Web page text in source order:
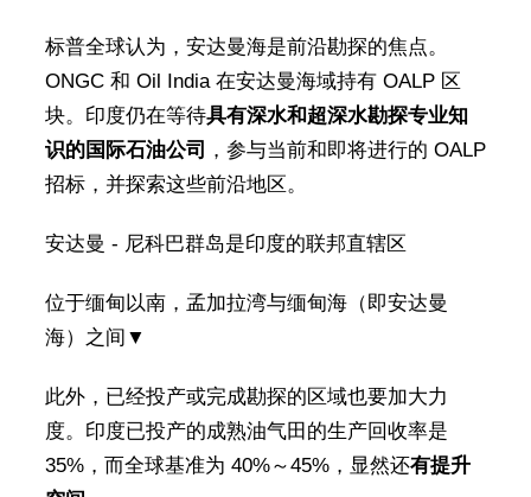
标普全球认为，安达曼海是前沿勘探的焦点。
ONGC 和 Oil India 在安达曼海域持有 OALP 区
块。印度仍在等待具有深水和超深水勘探专业知
识的国际石油公司 ，参与当前和即将进行的 OALP
招标，并探索这些前沿地区。
安达曼 - 尼科巴群岛是印度的联邦直辖区
位于缅甸以南，孟加拉湾与缅甸海（即安达曼
海）之间▼
此外，已经投产或完成勘探的区域也要加大力
度。印度已投产的成熟油气田的生产回收率是
35%，而全球基准为 40%～45%，显然还有提升